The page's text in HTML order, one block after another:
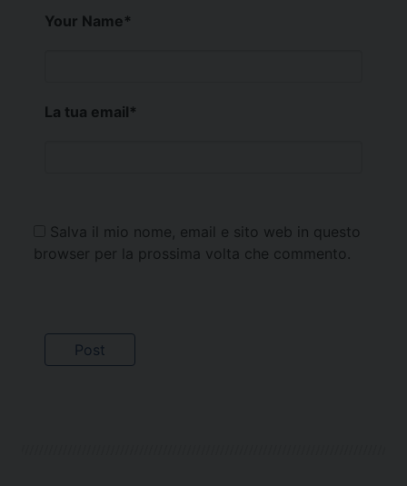
Your Name*
La tua email*
Salva il mio nome, email e sito web in questo
browser per la prossima volta che commento.